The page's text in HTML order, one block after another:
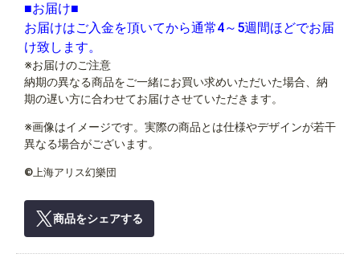
■お届け■
お届けはご入金を頂いてから通常4～5週間ほどでお届
け致します。
※お届けのご注意
納期の異なる商品をご一緒にお買い求めいただいた場合、納
期の遅い方に合わせてお届けさせていただきます。
※画像はイメージです。実際の商品とは仕様やデザインが若干
異なる場合がございます。
©上海アリス幻樂団
商品をシェアする